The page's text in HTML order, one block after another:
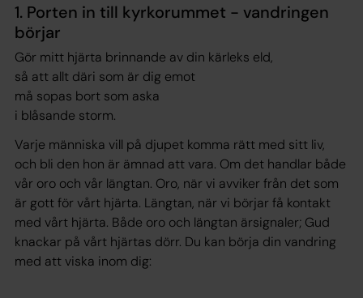
1. Porten in till kyrkorummet - vandringen
börjar
Gör mitt hjärta brinnande av din kärleks eld,
så att allt däri som är dig emot
må sopas bort som aska
i blåsande storm.
Varje människa vill på djupet komma rätt med sitt liv,
och bli den hon är ämnad att vara. Om det handlar både
vår oro och vår längtan. Oro, när vi avviker från det som
är gott för vårt hjärta. Längtan, när vi börjar få kontakt
med vårt hjärta. Både oro och längtan ärsignaler; Gud
knackar på vårt hjärtas dörr. Du kan börja din vandring
med att viska inom dig: